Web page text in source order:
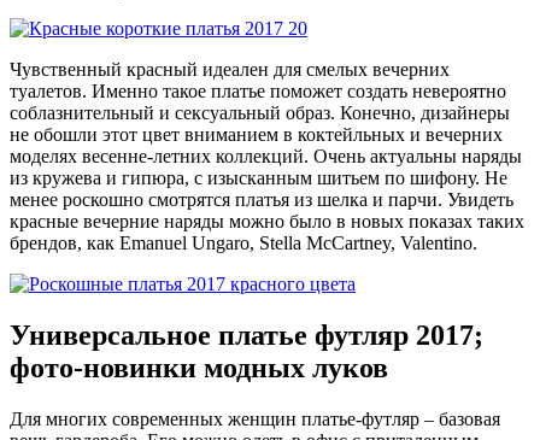
Чувственный красный идеален для смелых вечерних
туалетов. Именно такое платье поможет создать невероятно
соблазнительный и сексуальный образ. Конечно, дизайнеры
не обошли этот цвет вниманием в коктейльных и вечерних
моделях весенне-летних коллекций. Очень актуальны наряды
из кружева и гипюра, с изысканным шитьем по шифону. Не
менее роскошно смотрятся платья из шелка и парчи. Увидеть
красные вечерние наряды можно было в новых показах таких
брендов, как Emanuel Ungaro, Stella McCartney, Valentino.
Универсальное платье футляр 2017;
фото-новинки модных луков
Для многих современных женщин платье-футляр – базовая